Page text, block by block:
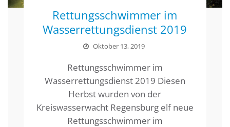
Rettungsschwimmer im
Wasserrettungsdienst 2019
Oktober 13, 2019
Rettungsschwimmer im
Wasserrettungsdienst 2019 Diesen
Herbst wurden von der
Kreiswasserwacht Regensburg elf neue
Rettungsschwimmer im